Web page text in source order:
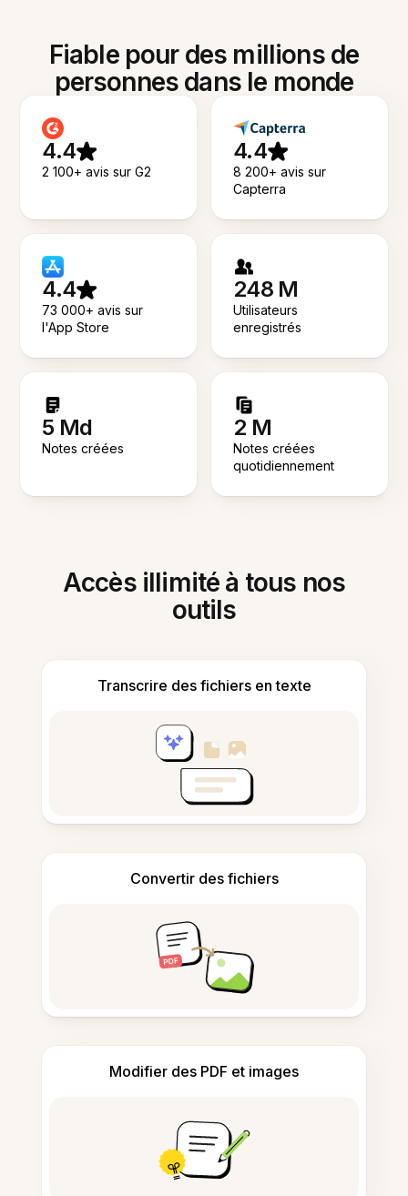
Fiable pour des millions de
personnes dans le monde
4.4
2 100+ avis sur G2
4.4
8 200+ avis sur
Capterra
4.4
73 000+ avis sur
l'App Store
248 M
Utilisateurs
enregistrés
5 Md
Notes créées
2 M
Notes créées
quotidiennement
Accès illimité à tous nos
outils
Transcrire des fichiers en texte
Convertir des fichiers
Modifier des PDF et images